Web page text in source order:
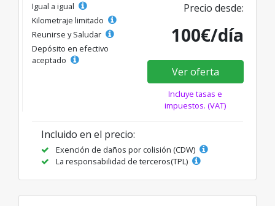
Igual a igual
Kilometraje limitado
Reunirse y Saludar
Depósito en efectivo
aceptado
Precio desde:
100€/día
Ver oferta
Incluye tasas e
impuestos. (VAT)
Incluido en el precio:
Exención de daños por colisión (CDW)
La responsabilidad de terceros(TPL)